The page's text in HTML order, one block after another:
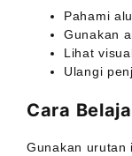
Pahami
Gunakan
Lihat
Ulangi
Cara
Gunakan urutan